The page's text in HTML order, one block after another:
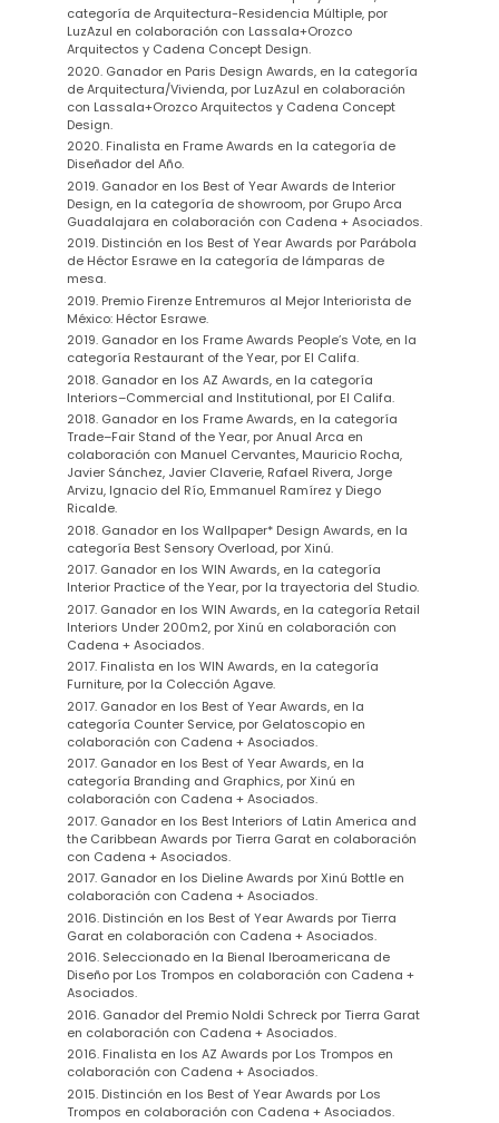
categoría de Arquitectura-Residencia Múltiple, por
LuzAzul en colaboración con Lassala+Orozco
Arquitectos y Cadena Concept Design.
2020. Ganador en Paris Design Awards, en la categoría
de Arquitectura/Vivienda, por LuzAzul en colaboración
con Lassala+Orozco Arquitectos y Cadena Concept
Design.
2020. Finalista en Frame Awards en la categoría de
Diseñador del Año.
2019. Ganador en los Best of Year Awards de Interior
Design, en la categoría de showroom, por Grupo Arca
Guadalajara en colaboración con Cadena + Asociados.
2019. Distinción en los Best of Year Awards por Parábola
de Héctor Esrawe en la categoría de lámparas de
mesa.
2019. Premio Firenze Entremuros al Mejor Interiorista de
México: Héctor Esrawe.
2019. Ganador en los Frame Awards People’s Vote, en la
categoría Restaurant of the Year, por El Califa.
2018. Ganador en los AZ Awards, en la categoría
Interiors–Commercial and Institutional, por El Califa.
2018. Ganador en los Frame Awards, en la categoría
Trade–Fair Stand of the Year, por Anual Arca en
colaboración con Manuel Cervantes, Mauricio Rocha,
Javier Sánchez, Javier Claverie, Rafael Rivera, Jorge
Arvizu, Ignacio del Río, Emmanuel Ramírez y Diego
Ricalde.
2018. Ganador en los Wallpaper* Design Awards, en la
categoría Best Sensory Overload, por Xinú.
2017. Ganador en los WIN Awards, en la categoría
Interior Practice of the Year, por la trayectoria del Studio.
2017. Ganador en los WIN Awards, en la categoría Retail
Interiors Under 200m2, por Xinú en colaboración con
Cadena + Asociados.
2017. Finalista en los WIN Awards, en la categoría
Furniture, por la Colección Agave.
2017. Ganador en los Best of Year Awards, en la
categoría Counter Service, por Gelatoscopio en
colaboración con Cadena + Asociados.
2017. Ganador en los Best of Year Awards, en la
categoría Branding and Graphics, por Xinú en
colaboración con Cadena + Asociados.
2017. Ganador en los Best Interiors of Latin America and
the Caribbean Awards por Tierra Garat en colaboración
con Cadena + Asociados.
2017. Ganador en los Dieline Awards por Xinú Bottle en
colaboración con Cadena + Asociados.
2016. Distinción en los Best of Year Awards por Tierra
Garat en colaboración con Cadena + Asociados.
2016. Seleccionado en la Bienal Iberoamericana de
Diseño por Los Trompos en colaboración con Cadena +
Asociados.
2016. Ganador del Premio Noldi Schreck por Tierra Garat
en colaboración con Cadena + Asociados.
2016. Finalista en los AZ Awards por Los Trompos en
colaboración con Cadena + Asociados.
2015. Distinción en los Best of Year Awards por Los
Trompos en colaboración con Cadena + Asociados.